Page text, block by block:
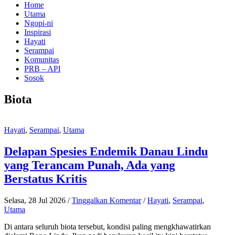
Home
Utama
Ngopi-ni
Inspirasi
Hayati
Serampai
Komunitas
PRB – API
Sosok
Biota
Hayati, Serampai, Utama
Delapan Spesies Endemik Danau Lindu
yang Terancam Punah, Ada yang
Berstatus Kritis
Selasa, 28 Jul 2026 /Tinggalkan Komentar /Hayati, Serampai,
Utama
Di antara seluruh biota tersebut, kondisi paling mengkhawatirkan